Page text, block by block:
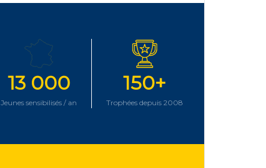
13 000
Jeunes sensibilisés / an
150+
Trophées depuis 2008